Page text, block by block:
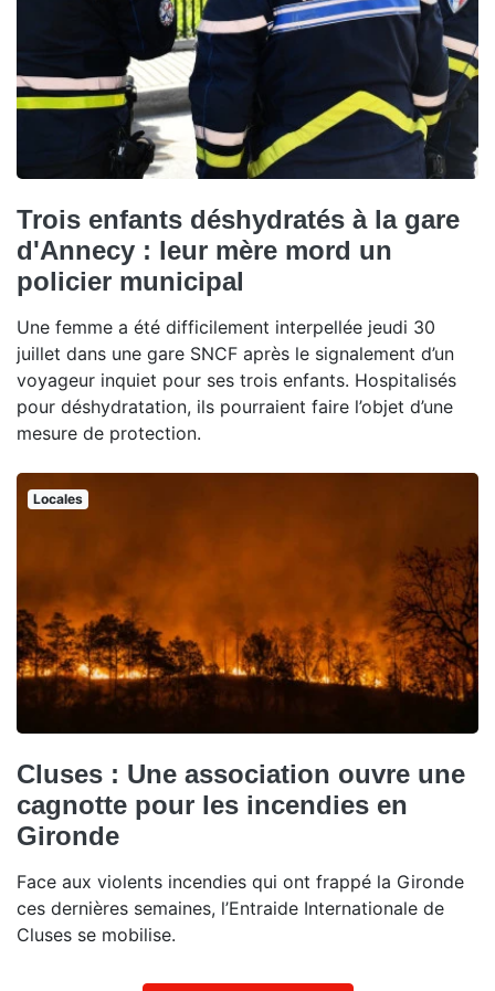
Trois enfants déshydratés à la gare
d'Annecy : leur mère mord un
policier municipal
Une femme a été difficilement interpellée jeudi 30
juillet dans une gare SNCF après le signalement d’un
voyageur inquiet pour ses trois enfants. Hospitalisés
pour déshydratation, ils pourraient faire l’objet d’une
mesure de protection.
Locales
Cluses : Une association ouvre une
cagnotte pour les incendies en
Gironde
Face aux violents incendies qui ont frappé la Gironde
ces dernières semaines, l’Entraide Internationale de
Cluses se mobilise.